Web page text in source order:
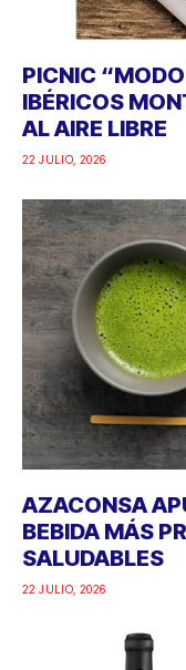
PICNIC
IBÉRICOS
AL AIRE LIBRE
22 JULIO, 2026
AZACONSA
BEBIDA MÁS
SALUDABLES
22 JULIO, 2026